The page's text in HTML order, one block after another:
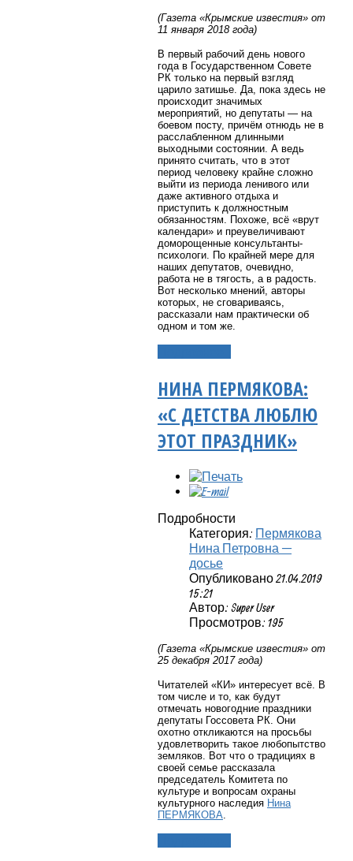
(Газета «Крымские известия» от
11 января 2018 года)
В первый рабочий день нового
года в Государственном Совете
РК только на первый взгляд
царило затишье. Да, пока здесь не
происходит значимых
мероприятий, но депутаты — на
боевом посту, причём отнюдь не в
расслабленном длинными
выходными состоянии. А ведь
принято считать, что в этот
период человеку крайне сложно
выйти из периода ленивого или
даже активного отдыха и
приступить к должностным
обязанностям. Похоже, всё «врут
календари» и преувеличивают
доморощенные консультанты-
психологи. По крайней мере для
наших депутатов, очевидно,
работа не в тягость, а в радость.
Вот несколько мнений, авторы
которых, не сговариваясь,
рассказали нам практически об
одном и том же.
НИНА ПЕРМЯКОВА:
«С ДЕТСТВА ЛЮБЛЮ
ЭТОТ ПРАЗДНИК»
Подробности
Категория: Пермякова
Нина Петровна —
досье
Опубликовано 21.04.2019
15:21
Автор: Super User
Просмотров: 195
(Газета «Крымские известия» от
25 декабря 2017 года)
Читателей «КИ» интересует всё. В
том числе и то, как будут
отмечать новогодние праздники
депутаты Госсовета РК. Они
охотно откликаются на просьбы
удовлетворить такое любопытство
земляков. Вот что о традициях в
своей семье рассказала
председатель Комитета по
культуре и вопросам охраны
культурного наследия Нина
ПЕРМЯКОВА.